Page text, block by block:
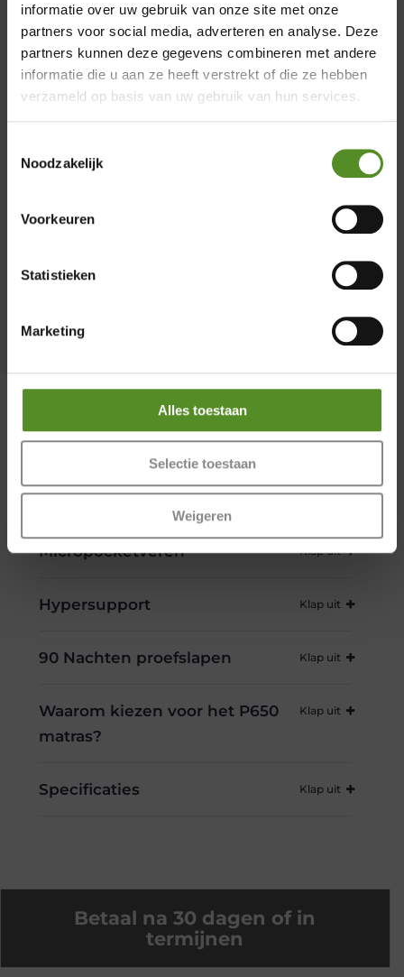
informatie over uw gebruik van onze site met onze
partners voor social media, adverteren en analyse. Deze
partners kunnen deze gegevens combineren met andere
informatie die u aan ze heeft verstrekt of die ze hebben
verzameld op basis van uw gebruik van hun services.
Noodzakelijk
Voorkeuren
Statistieken
Marketing
Alles toestaan
Selectie toestaan
Weigeren
Garantie
Pocketveringmatras P650 – 25
cm hoog
Micropocketveren
Hypersupport
90 Nachten proefslapen
Waarom kiezen voor het P650
matras?
Specificaties
Betaal na 30 dagen of in
termijnen
Showroom Breda
Vrijdag 12:00 – 17:00
Zondag 12:00 – 17:00
×